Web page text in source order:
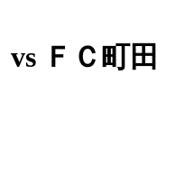
vs ＦＣ町田